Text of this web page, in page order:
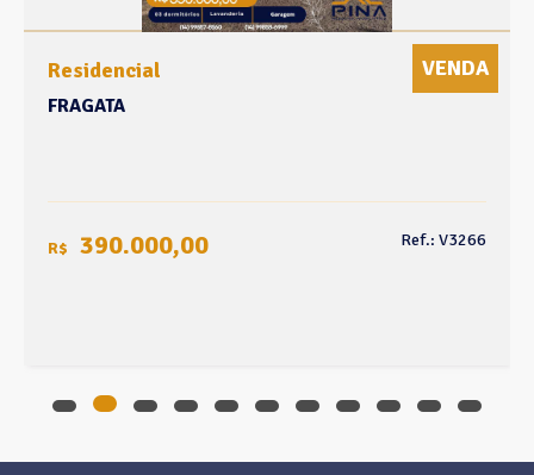
Ref.: V3266 R$